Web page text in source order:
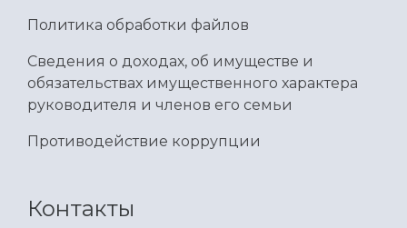
Политика обработки файлов
Сведения о доходах, об имуществе и
обязательствах имущественного характера
руководителя и членов его семьи
Противодействие коррупции
Контакты